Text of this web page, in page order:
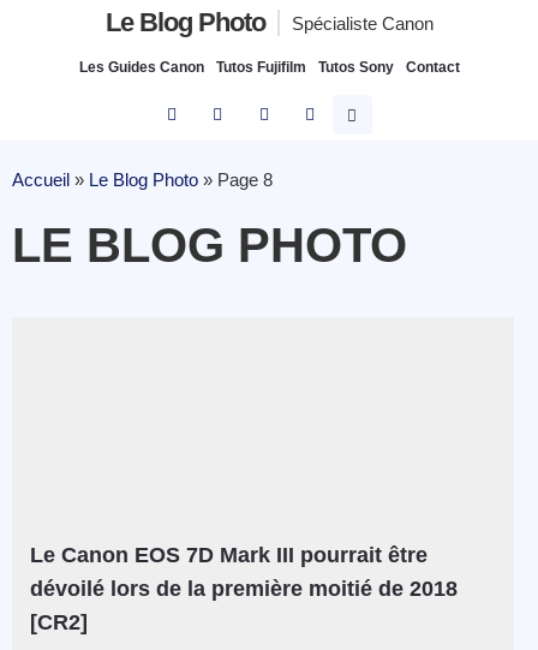
Le Blog Photo Spécialiste Canon
Les Guides Canon Tutos Fujifilm Tutos Sony Contact
Accueil » Le Blog Photo » Page 8
LE BLOG PHOTO
Le Canon EOS 7D Mark III pourrait être
dévoilé lors de la première moitié de 2018
[CR2]